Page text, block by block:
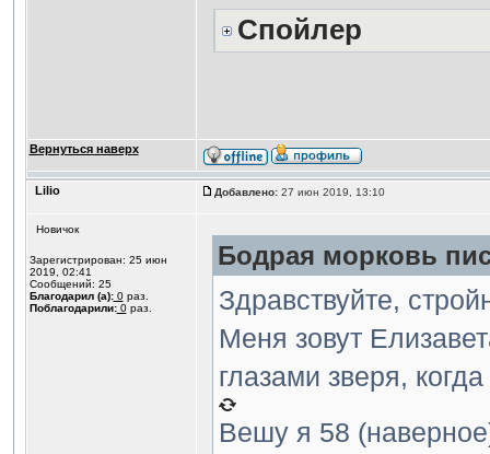
Спойлер
Вернуться наверх
Lilio Добавлено:27 июн 2019, 13:10
Новичок
Зарегистрирован: 25 июн
2019, 02:41
Сообщений: 25
Благодарил (а):0раз.
Поблагодарили:0раз.
Бодрая морковь
Здравствуйте,
Меня зовут
глазами зверя,
Вешу я 58